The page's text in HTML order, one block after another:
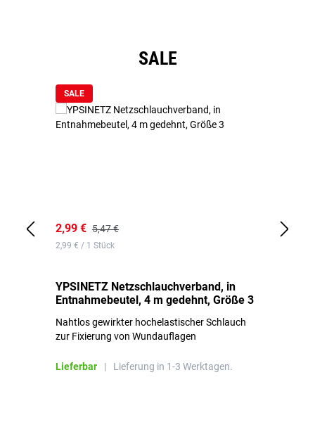
SALE
SALE
2,99 € 5,47 €
2,99 € / 1 Stück
YPSINETZ Netzschlauchverband, in
Entnahmebeutel, 4 m gedehnt, Größe 3
Nahtlos gewirkter hochelastischer Schlauch
zur Fixierung von Wundauflagen
Lieferbar | Lieferung in 1-3 Werktagen.